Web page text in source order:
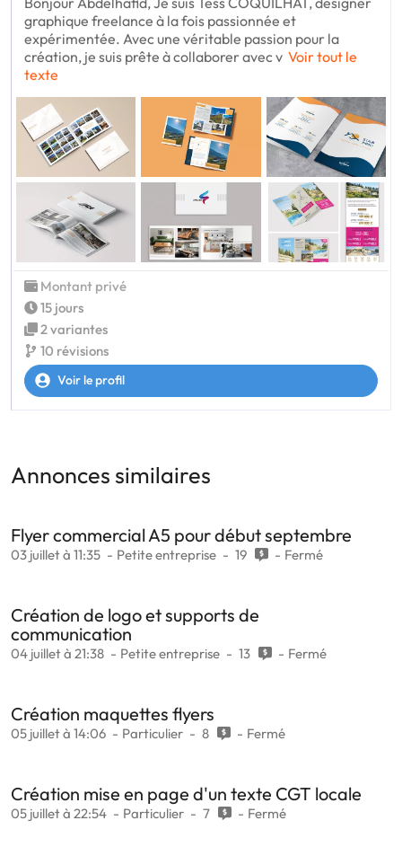
graphique freelance à la fois passionnée et
expérimentée. Avec une véritable passion pour la
création, je suis prête à collaborer avec v Voir tout le
texte
Montant privé
15 jours
2 variantes
10 révisions
Voir le profil
Annonces similaires
Flyer commercial A5 pour début septembre
03 juillet à 11:35 Petite entreprise 19 Fermé
Création de logo et supports de
communication
04 juillet à 21:38 Petite entreprise 13 Fermé
Création maquettes flyers
05 juillet à 14:06 Particulier 8 Fermé
Création mise en page d'un texte CGT locale
05 juillet à 22:54 Particulier 7 Fermé